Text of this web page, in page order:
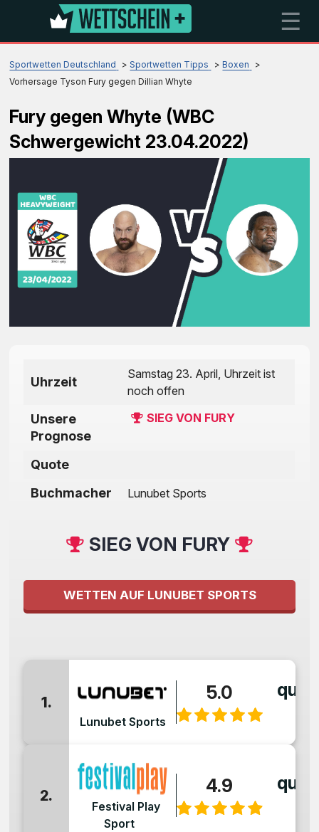
☰
Sportwetten Deutschland Sportwetten Tipps
Boxen
Vorhersage Tyson Fury gegen Dillian Whyte
Fury gegen Whyte (WBC
Schwergewicht 23.04.2022)
Uhrzeit
Samstag 23. April, Uhrzeit ist
noch offen
Unsere
Prognose
SIEG VON FURY
Quote
Buchmacher
Lunubet Sports
SIEG VON FURY
WETTEN AUF LUNUBET SPORTS
1.
Lunubet Sports
5.0
2.
Festival Play
Sport
4.9